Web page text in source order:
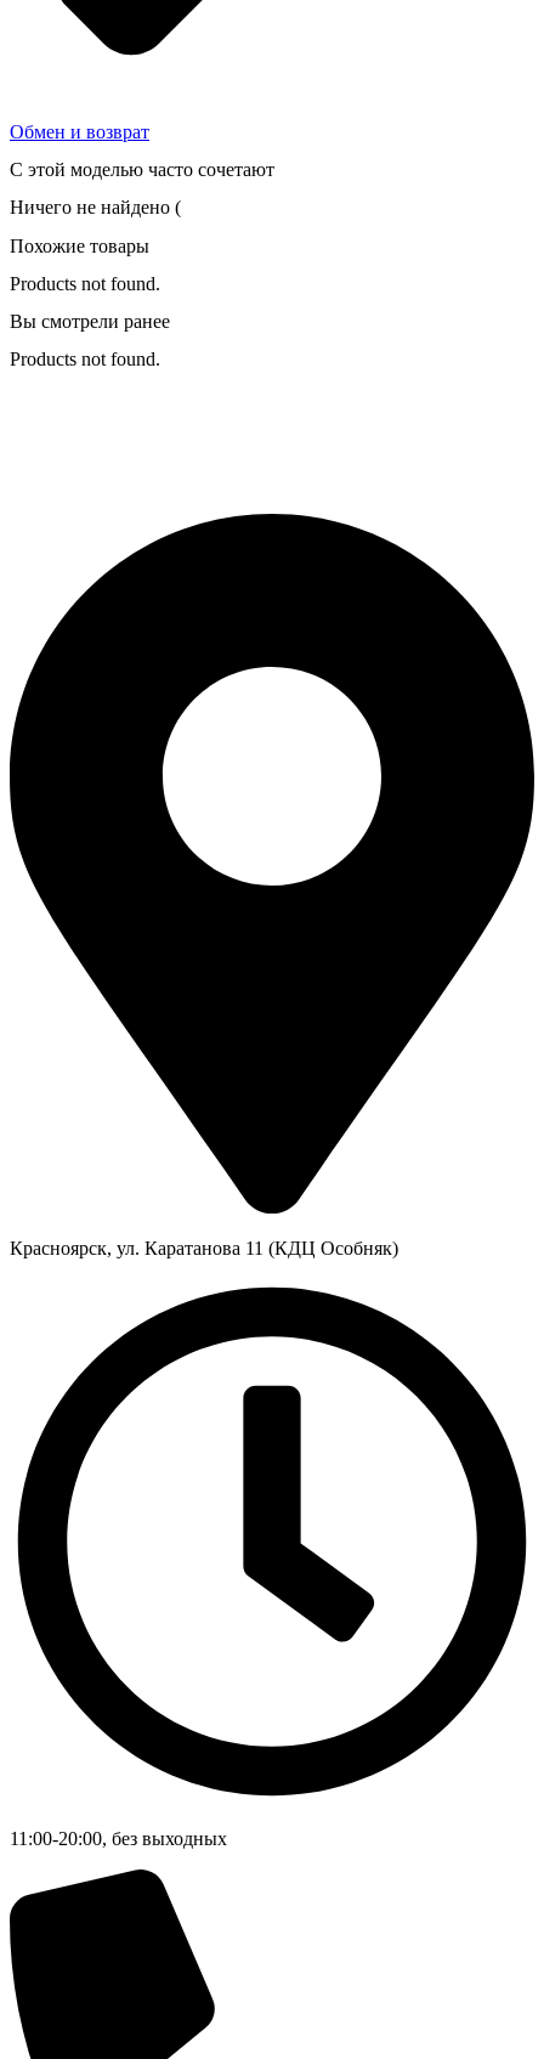
Обмен и возврат
С этой моделью часто сочетают
Ничего не найдено (
Похожие товары
Products not found.
Вы смотрели ранее
Products not found.
Красноярск, ул. Каратанова 11 (КДЦ Особняк)
11:00-20:00, без выходных